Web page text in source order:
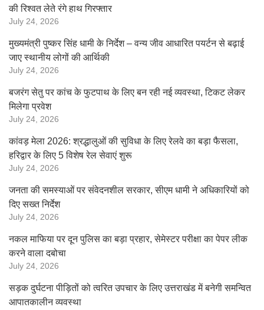
की रिश्वत लेते रंगे हाथ गिरफ्तार
July 24, 2026
मुख्यमंत्री पुष्कर सिंह धामी के निर्देश – वन्य जीव आधारित पयर्टन से बढ़ाई
जाए स्थानीय लोगों की आर्थिकी
July 24, 2026
बजरंग सेतु पर कांच के फुटपाथ के लिए बन रही नई व्यवस्था, टिकट लेकर
मिलेगा प्रवेश
July 24, 2026
कांवड़ मेला 2026: श्रद्धालुओं की सुविधा के लिए रेलवे का बड़ा फैसला,
हरिद्वार के लिए 5 विशेष रेल सेवाएं शुरू
July 24, 2026
जनता की समस्याओं पर संवेदनशील सरकार, सीएम धामी ने अधिकारियों को
दिए सख्त निर्देश
July 24, 2026
नकल माफिया पर दून पुलिस का बड़ा प्रहार, सेमेस्टर परीक्षा का पेपर लीक
करने वाला दबोचा
July 24, 2026
सड़क दुर्घटना पीड़ितों को त्वरित उपचार के लिए उत्तराखंड में बनेगी समन्वित
आपातकालीन व्यवस्था